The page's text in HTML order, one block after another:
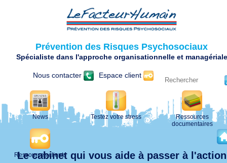
Prévention des Risques Psychosociaux
Spécialiste dans l'approche organisationnelle et managériale
Espace client
Nous contacter
News Testez votre stress
Ressources
documentaires
Ressources clients
Le cabinet qui vous aide à passer à l'action